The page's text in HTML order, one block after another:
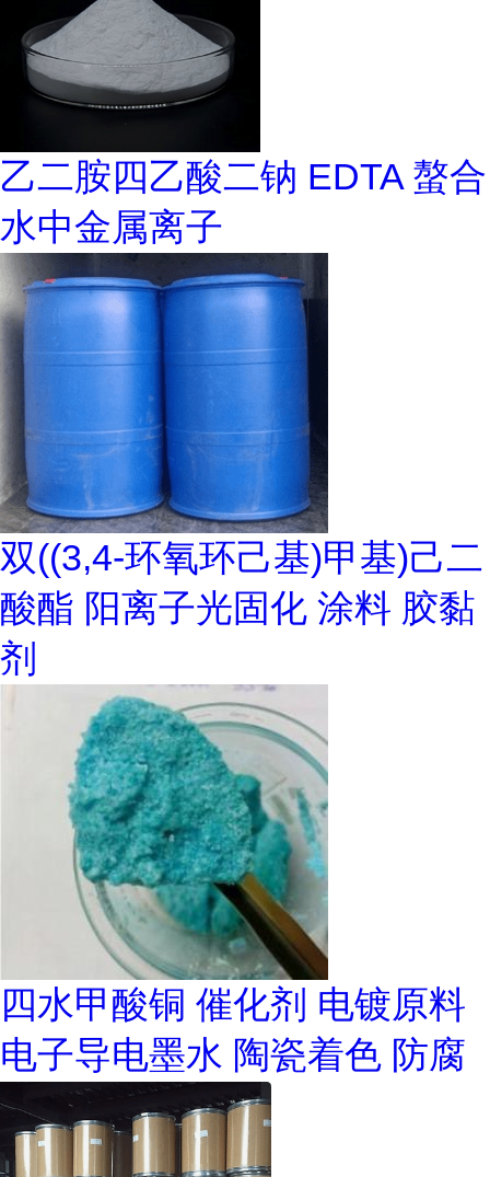
乙二胺四乙酸二钠 EDTA 螯合
水中金属离子
双((3,4-环氧环己基)甲基)己二
酸酯 阳离子光固化 涂料 胶黏
剂
四水甲酸铜 催化剂 电镀原料
电子导电墨水 陶瓷着色 防腐